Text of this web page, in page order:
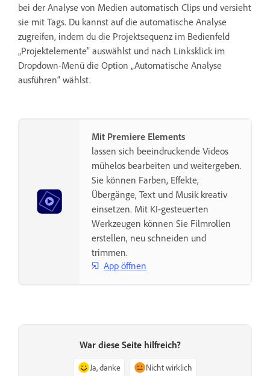
bei der Analyse von Medien automatisch Clips und versieht
sie mit Tags. Du kannst auf die automatische Analyse
zugreifen, indem du die Projektsequenz im Bedienfeld
„Projektelemente“ auswählst und nach Linksklick im
Dropdown-Menü die Option „Automatische Analyse
ausführen“ wählst.
Mit Premiere Elements
lassen sich beeindruckende Videos
mühelos bearbeiten und weitergeben.
Sie können Farben, Effekte,
Übergänge, Text und Musik kreativ
einsetzen. Mit KI-gesteuerten
Werkzeugen können Sie Filmrollen
erstellen, neu schneiden und
trimmen.
App öffnen
War diese Seite hilfreich?
Ja, danke Nicht wirklich